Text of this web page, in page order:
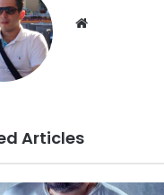
Website
Articles